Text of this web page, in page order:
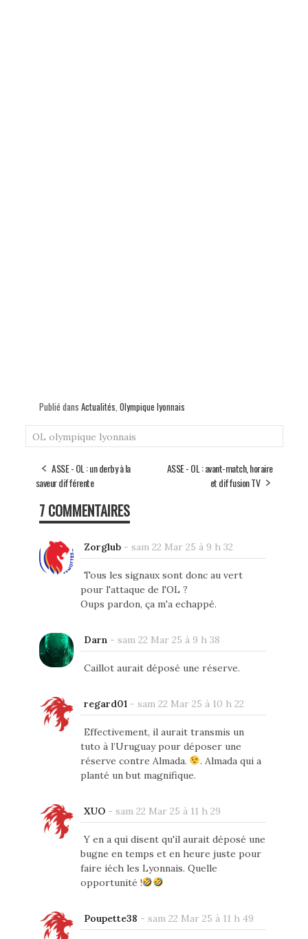
Publié dans Actualités, Olympique lyonnais
OL olympique lyonnais
ASSE - OL : un derby à la
saveur différente
ASSE - OL : avant-match, horaire
et diffusion TV
7 COMMENTAIRES
Zorglub- sam 22 Mar 25 à 9 h 32
Tous les signaux sont donc au vert
pour l'attaque de l'OL ?
Oups pardon, ça m'a echappé.
Darn- sam 22 Mar 25 à 9 h 38
Caillot aurait déposé une réserve.
regard01- sam 22 Mar 25 à 10 h 22
Effectivement, il aurait transmis un
tuto à l’Uruguay pour déposer une
réserve contre Almada.
. Almada qui a
planté un but magnifique.
XUO- sam 22 Mar 25 à 11 h 29
Y en a qui disent qu'il aurait déposé une
bugne en temps et en heure juste pour
faire iéch les Lyonnais. Quelle
opportunité !
Poupette38 - sam 22 Mar 25 à 11 h 49